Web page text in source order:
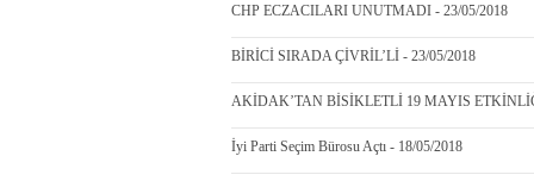
CHP ECZACILARI UNUTMADI - 23/05/2018
BİRİCİ SIRADA ÇİVRİL’Lİ - 23/05/2018
AKİDAK’TAN BİSİKLETLİ 19 MAYIS
İyi Parti Seçim Bürosu Açtı - 18/05/2018